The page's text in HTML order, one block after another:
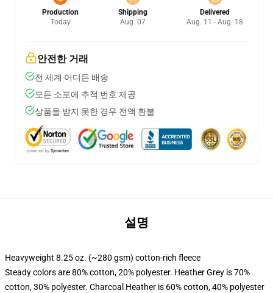
Production
Today
Shipping
Aug. 07
Delivered
Aug. 11 - Aug. 18
안전한 거래
전 세계 어디든 배송
모든 소포에 추적 번호 제공
상품을 받지 못한 경우 전액 환불
설명
Heavyweight 8.25 oz. (~280 gsm) cotton-rich fleece
Steady colors are 80% cotton, 20% polyester. Heather Grey is 70%
cotton, 30% polyester. Charcoal Heather is 60% cotton, 40% polyester